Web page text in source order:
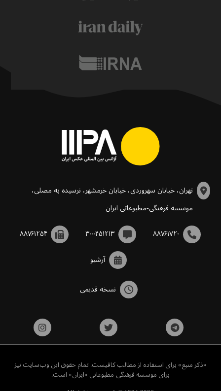
تهران، خیابان سهروردی، خیابان خرمشهر، نرسیده به مصلی،
موسسه فرهنگی-مطبوعاتی ایران
۸۸۷۶۱۷۲۰ ۳۰۰۰۴۵۱۲۱۳ ۸۸۷۶۱۲۵۴
آرشیو
نسخه قدیمی
«ذکر منبع» برای استفاده از مطالب کافیست. تمام حقوق این وب‌سایت نیز
برای موسسه فرهنگی-مطبوعاتی «ایران» است.